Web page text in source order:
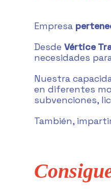
Empresa
Desde Vértice
necesidades
Nuestra
en diferentes
subvenciones,
También,